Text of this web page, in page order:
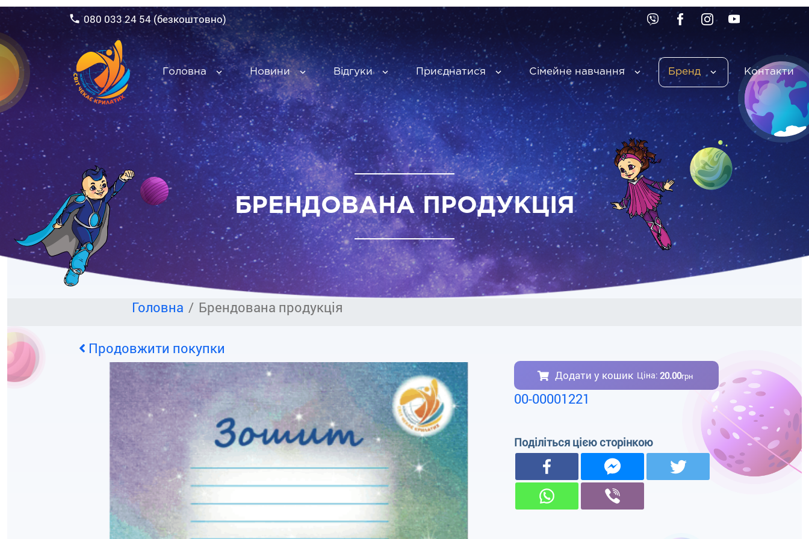
080 033 24 54 (безкоштовно)
Головна Новини Відгуки Приєднатися Сімейне навчання Бренд Контакти
БРЕНДОВАНА ПРОДУКЦІЯ
Головна Брендована продукція
Продовжити покупки
Додати у кошик Ціна:20.00грн
00-00001221
Поділіться цією сторінкою